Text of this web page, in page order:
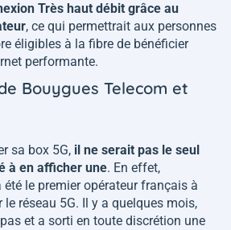
Très haut débit grâce au
, ce qui permettrait aux personnes
éligibles à la fibre de bénéficier
performante.
Bouygues Telecom et
sa box 5G, il ne serait pas le seul
à en afficher une. En effet,
été le premier opérateur français à
le réseau 5G. Il y a quelques mois,
et a sorti en toute discrétion une